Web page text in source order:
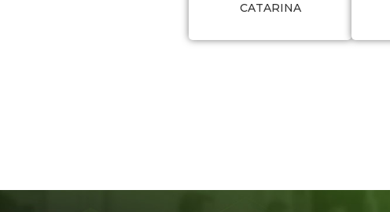
CATARINA